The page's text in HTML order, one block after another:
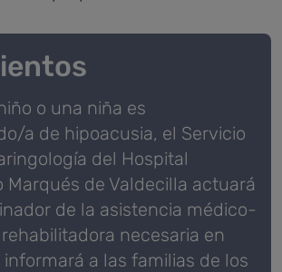
o una niña es
a de hipoacusia, el Servicio
del Hospital
Marqués de Valdecilla actuará
de la asistencia médico-
necesaria en
a las familias de los